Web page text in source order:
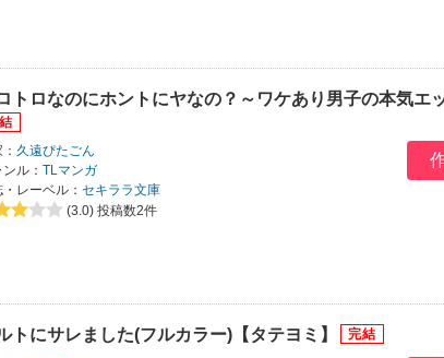
トロなのにホントにヤなの？～ワケあり男子の本気エ
久遠ぴたごん
ル： TLマンガ
レーベル： セキララ文庫
(3.0) 投稿数2件
トにサレました(フルカラー)【タテヨミ】